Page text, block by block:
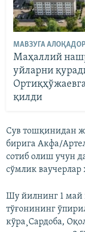
МАВЗУГА
Маҳаллий
уйларни
қилди
Сув тошқинидан
бирига Акфа/
сотиб олиш учун
сўмлик ваучерлар
Шу йилнинг 1 май
тўғонининг
кўра¸Сардоба,